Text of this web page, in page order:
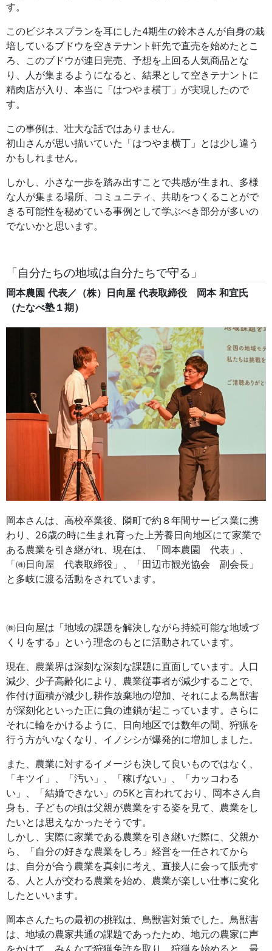
す。
このビジネスプランを耳にした4期生の鈴木さんが自身の栽
培しているブドウを空きテナント軒先で直売を始めたとこ
ろ、このブドウが連日完売、予想を上回る人気商品とな
り、人が集まるようになると、結果として空きテナントに
精肉店が入り、本当に「はつやま横丁」が実現したので
す。
この事例は、壮大な話ではありません。
初山さんが思い描いていた「はつやま横丁」とは少し違う
かもしれません。
しかし、小さな一歩を踏み出すことで共感が生まれ、多様
な人が集まる場所、コミュニティ、共助をつくることがで
きる可能性を秘めている事例として学ぶべき部分が多いの
でないかと思います。
「自分たちの地域は自分たちで守る」
岡本農園 代表／（株）日向屋 代表取締役 岡本 和宜氏
（たなべ塾１期）
岡本さんは、高校卒業後、隣町で約８年間サービス業に携
わり、26歳の時に生まれ育った上芳養日向地区にて家業で
ある農業を引き継がれ、現在は、「岡本農園 代表」、
「㈱日向屋 代表取締役」、「田辺市観光協会 副会長」
と多岐に渡る活動をされています。
㈱日向屋は「地域の課題を解決しながら持続可能な地域づ
くりをする」という理念のもとに活動されています。
現在、農業界は深刻な深刻な課題に直面しています。人口
減少、少子高齢化により、農業従事者が減少することで、
作付け面積が減少し耕作放棄地の増加、それによる鳥獣害
が深刻化といった正に負の連鎖が起こっています。さらに
それに輪をかけるように、日向地区では数年の間、狩猟を
行う方がいなくなり、イノシシが爆発的に増加しました。
また、農業に対するイメージも決して良いものではなく、
「キツイ」、「汚い」、「稼げない」、「カッコわる
い」、「結婚できない」の5Kと言われており、岡本さん自
身も、子どもの頃は父親が農業をする姿を見て、農業をし
たいとは思えなかったそうです。
しかし、実際に家業である農業を引き継いだ際に、父親か
ら、「自分の好きな農業をしろ」経営を一任されてから
は、自分が合う農業を真剣に考え、直接人に会って販売す
る、人と人が交わる農業を始め、農業が楽しい仕事に変化
したといいます。
岡本さんたちの最初の挑戦は、鳥獣害対策でした。鳥獣害
は、地域の農家共通の課題であったため、地元の農家に声